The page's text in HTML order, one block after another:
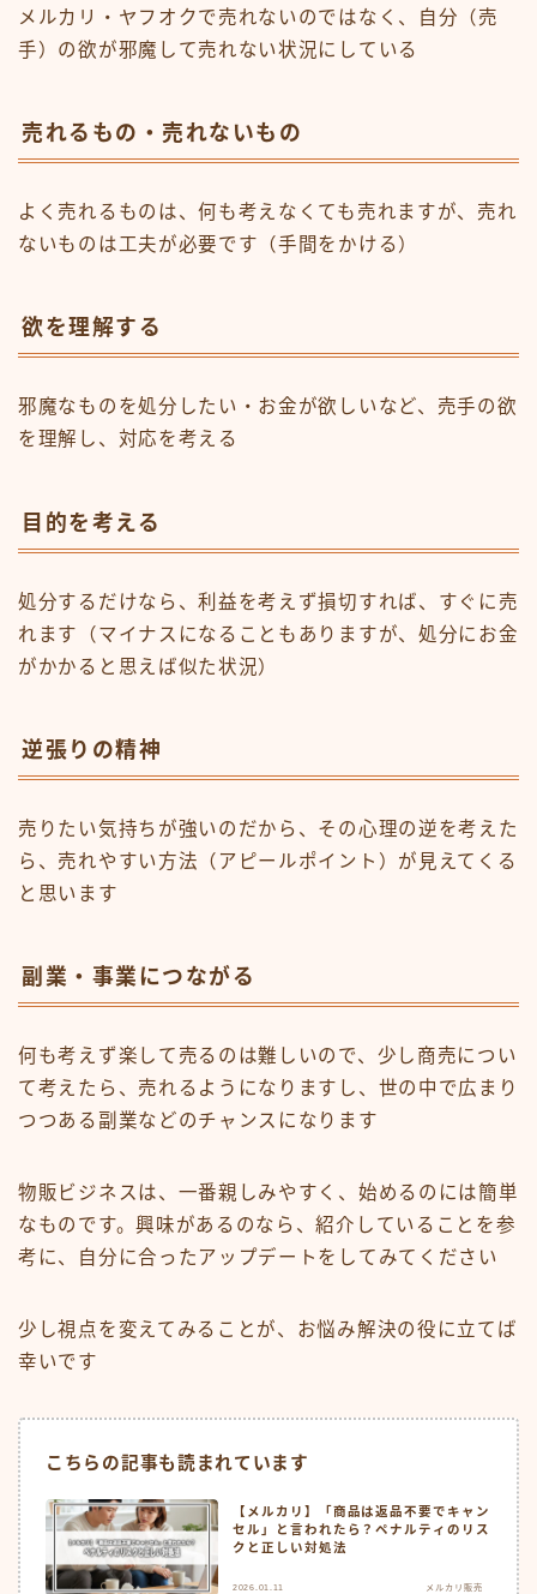
メルカリ・ヤフオクで売れないのではなく、自分（売
手）の欲が邪魔して売れない状況にしている
売れるもの・売れないもの
よく売れるものは、何も考えなくても売れますが、売れ
ないものは工夫が必要です（手間をかける）
欲を理解する
邪魔なものを処分したい・お金が欲しいなど、売手の欲
を理解し、対応を考える
目的を考える
処分するだけなら、利益を考えず損切すれば、すぐに売
れます（マイナスになることもありますが、処分にお金
がかかると思えば似た状況）
逆張りの精神
売りたい気持ちが強いのだから、その心理の逆を考えた
ら、売れやすい方法（アピールポイント）が見えてくる
と思います
副業・事業につながる
何も考えず楽して売るのは難しいので、少し商売につい
て考えたら、売れるようになりますし、世の中で広まり
つつある副業などのチャンスになります
物販ビジネスは、一番親しみやすく、始めるのには簡単
なものです。興味があるのなら、紹介していることを参
考に、自分に合ったアップデートをしてみてください
少し視点を変えてみることが、お悩み解決の役に立てば
幸いです
こちらの記事も読まれています
【メルカリ】「商品は返品不要でキャン
セル」と言われたら？ペナルティのリス
クと正しい対処法
2026.01.11 メルカリ販売